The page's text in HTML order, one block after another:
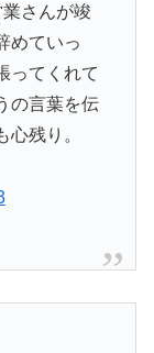
さんが竣
めていっ
ってくれて
の言葉を伝
残り。